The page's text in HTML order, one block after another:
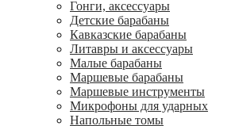
Гонги, аксессуары
Детские барабаны
Кавказские барабаны
Литавры и аксессуары
Малые барабаны
Маршевые барабаны
Маршевые инструменты
Микрофоны для ударных
Напольные томы